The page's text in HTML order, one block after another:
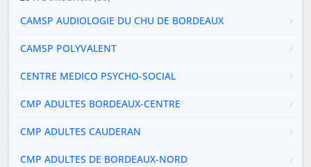
CAMSP AUDIOLOGIE DU CHU DE BORDEAUX
CAMSP POLYVALENT
CENTRE MEDICO PSYCHO-SOCIAL
CMP ADULTES BORDEAUX-CENTRE
CMP ADULTES CAUDERAN
CMP ADULTES DE BORDEAUX-NORD